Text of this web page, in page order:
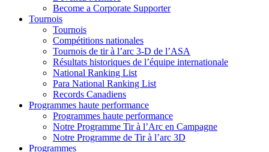
Become a Corporate Supporter
Tournois
Tournois
Compétitions nationales
Tournois de tir à l’arc 3-D de l’ASA
Résultats historiques de l’équipe internationale
National Ranking List
Para National Ranking List
Records Canadiens
Programmes haute performance
Programmes haute performance
Notre Programme Tir à l’Arc en Campagne
Notre Programme de Tir à l’arc 3D
Programmes